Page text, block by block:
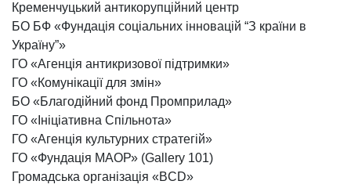
Кременчуцький антикорупційний центр
БО БФ «Фундація соціальних інновацій “З країни в
Україну”»
ГО «Агенція антикризової підтримки»
ГО «Комунікації для змін»
БО «Благодійний фонд Промприлад»
ГО «Ініціативна Спільнота»
ГО «Агенція культурних стратегій»
ГО «Фундація МАОР» (Gallery 101)
Громадська організація «BCD»